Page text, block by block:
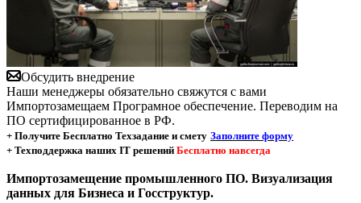
Обсудить внедрение
Наши менеджеры обязательно свяжутся с вами
Импортозамещаем Програмное обеспечение. Переводим на
ПО сертифицированное в РФ.
+ Получите Бесплатно Техзадание и смету Заполните форму
+ Техподдержка наших IT решений Бесплатно навсегда
Импортозамещение промышленного ПО. Визуализация
данных для Бизнеса и Госструктур.